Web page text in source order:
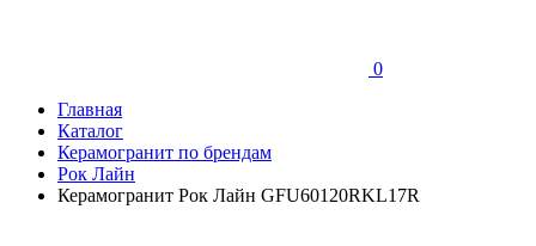
0
Главная
Каталог
Керамогранит по брендам
Рок Лайн
Керамогранит Рок Лайн GFU60120RKL17R